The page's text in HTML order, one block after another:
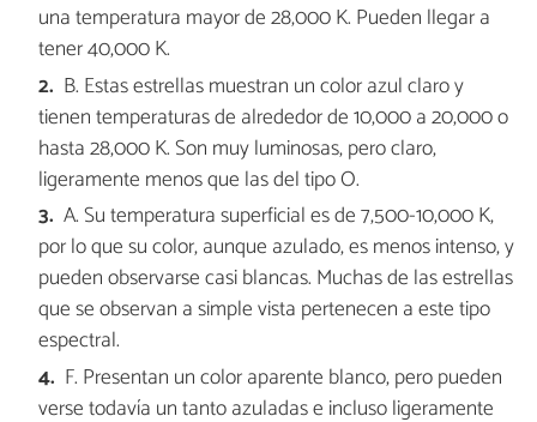
una temperatura mayor de 28,000 K. Pueden llegar a
tener 40,000 K.
B. Estas estrellas muestran un color azul claro y
tienen temperaturas de alrededor de 10,000 a 20,000 o
hasta 28,000 K. Son muy luminosas, pero claro,
ligeramente menos que las del tipo O.
A. Su temperatura superficial es de 7,500-10,000 K,
por lo que su color, aunque azulado, es menos intenso, y
pueden observarse casi blancas. Muchas de las estrellas
que se observan a simple vista pertenecen a este tipo
espectral.
F. Presentan un color aparente blanco, pero pueden
verse todavía un tanto azuladas e incluso ligeramente